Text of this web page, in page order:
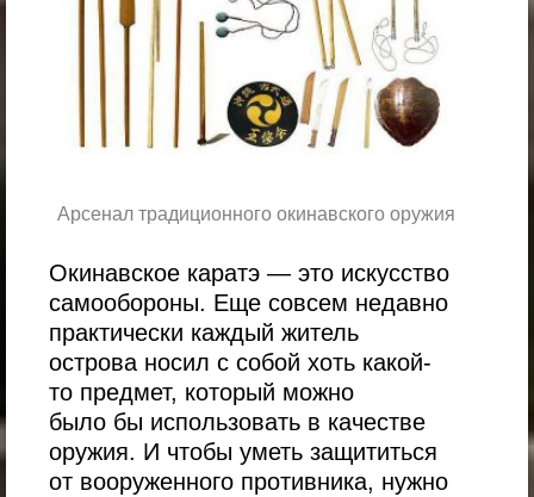
Арсенал традиционного окинавского оружия
Окинавское каратэ — это искусство
самообороны. Еще совсем недавно
практически каждый житель
острова носил с собой хоть какой-
то предмет, который можно
было бы использовать в качестве
оружия. И чтобы уметь защититься
от вооруженного противника, нужно